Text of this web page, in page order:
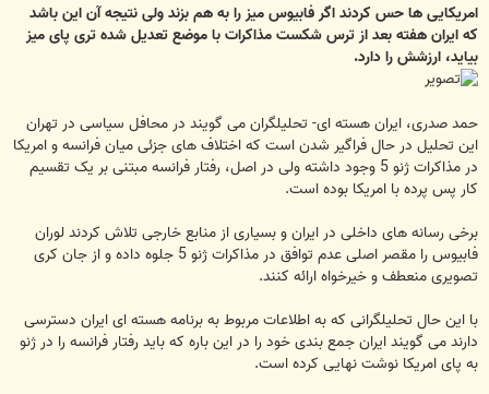
امریکایی ها حس کردند اگر فابیوس میز را به هم بزند ولی نتیجه آن این باشد
که ایران هفته بعد از ترس شکست مذاکرات با موضع تعدیل شده تری پای میز
بیاید، ارزشش را دارد.
حمد صدری، ایران هسته ای- تحلیلگران می گویند در محافل سیاسی در تهران
این تحلیل در حال فراگیر شدن است که اختلاف های جزئی میان فرانسه و امریکا
در مذاکرات ژنو 5 وجود داشته ولی در اصل، رفتار فرانسه مبتنی بر یک تقسیم
کار پس پرده با امریکا بوده است.
برخی رسانه های داخلی در ایران و بسیاری از منابع خارجی تلاش کردند لوران
فابیوس را مقصر اصلی عدم توافق در مذاکرات ژنو 5 جلوه داده و از جان کری
تصویری منعطف و خیرخواه ارائه کنند.
با این حال تحلیلگرانی که به اطلاعات مربوط به برنامه هسته ای ایران دسترسی
دارند می گویند ایران جمع بندی خود را در این باره که باید رفتار فرانسه را در ژنو
به پای امریکا نوشت نهایی کرده است.